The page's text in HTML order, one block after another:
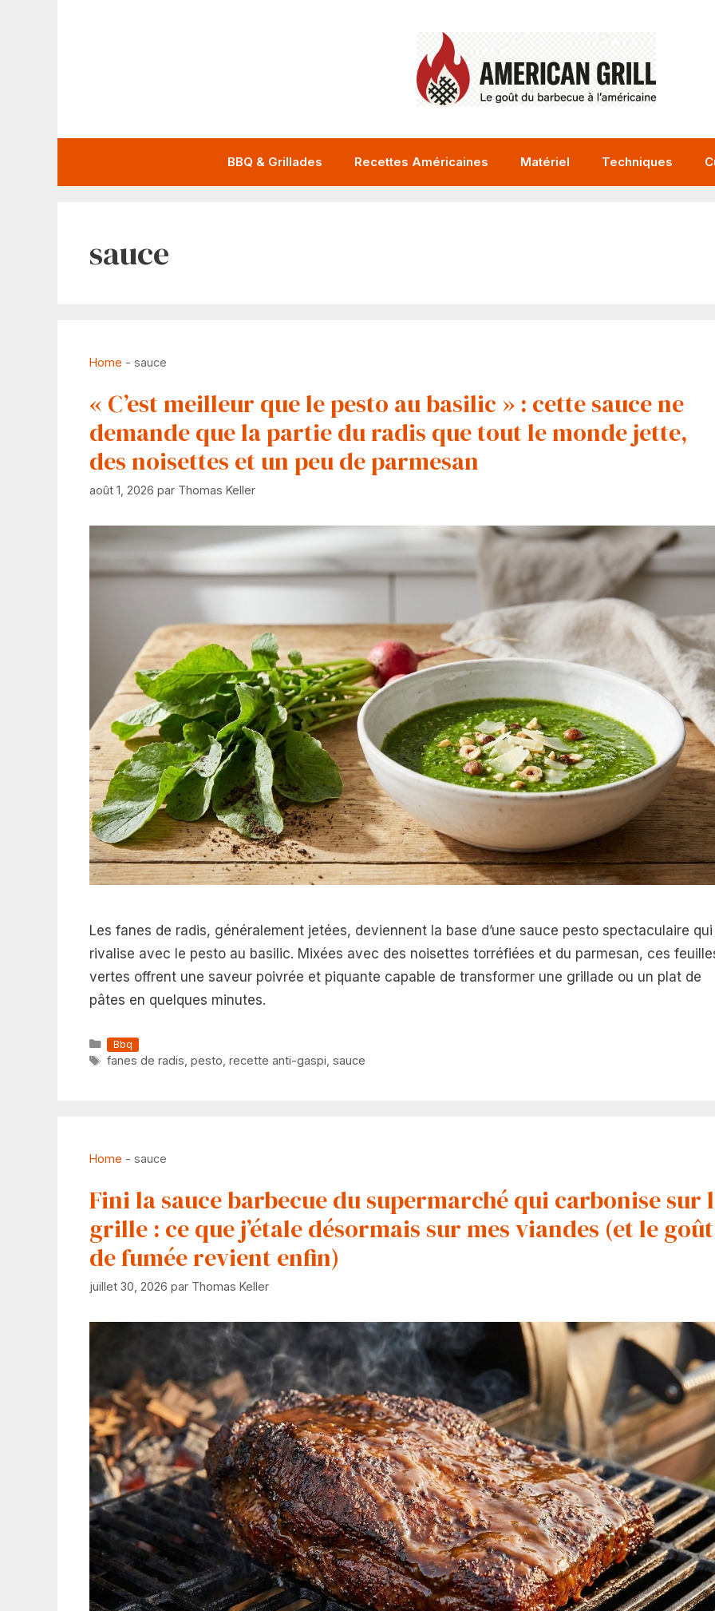
BBQ & Grillades Recettes Américaines Matériel Techniques
sauce
Home - sauce
« C’est meilleur que le pesto au basilic » : cette sauce ne
demande que la partie du radis que tout le monde jette,
des noisettes et un peu de parmesan
août 1, 2026 par Thomas Keller
Les fanes de radis, généralement jetées, deviennent la base d’une sauce pesto spectaculaire qui
rivalise avec le pesto au basilic. Mixées avec des noisettes torréfiées et du parmesan, ces
vertes offrent une saveur poivrée et piquante capable de transformer une grillade ou un plat de
pâtes en quelques minutes.
Catégories
Bbq
Étiquettes
fanes de radis pesto recette anti-gaspi sauce
Home - sauce
Fini la sauce barbecue du supermarché qui carbonise sur
grille : ce que j’étale désormais sur mes viandes (et le goût
de fumée revient enfin)
juillet 30, 2026 par Thomas Keller